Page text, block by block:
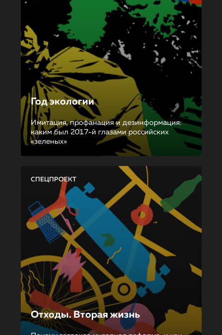
Год экологии
Имитация, профанация и дезинформация:
каким был 2017-й глазами российских
«зеленых»
СПЕЦПРОЕКТ
Отходы. Вторая жизнь